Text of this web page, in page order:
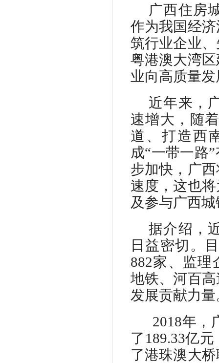
广西住房
作为我国经
筑行业企业
粤港澳大湾
业向高质量
近年来，
速增大，随
道、打造西
成“一带一路
步加快，广
速度，这也
及参与广西
据介绍，
日益密切。
882家、监理
地铁、河百
发展贡献力量
2018年，
了189.33亿
了港珠澳大